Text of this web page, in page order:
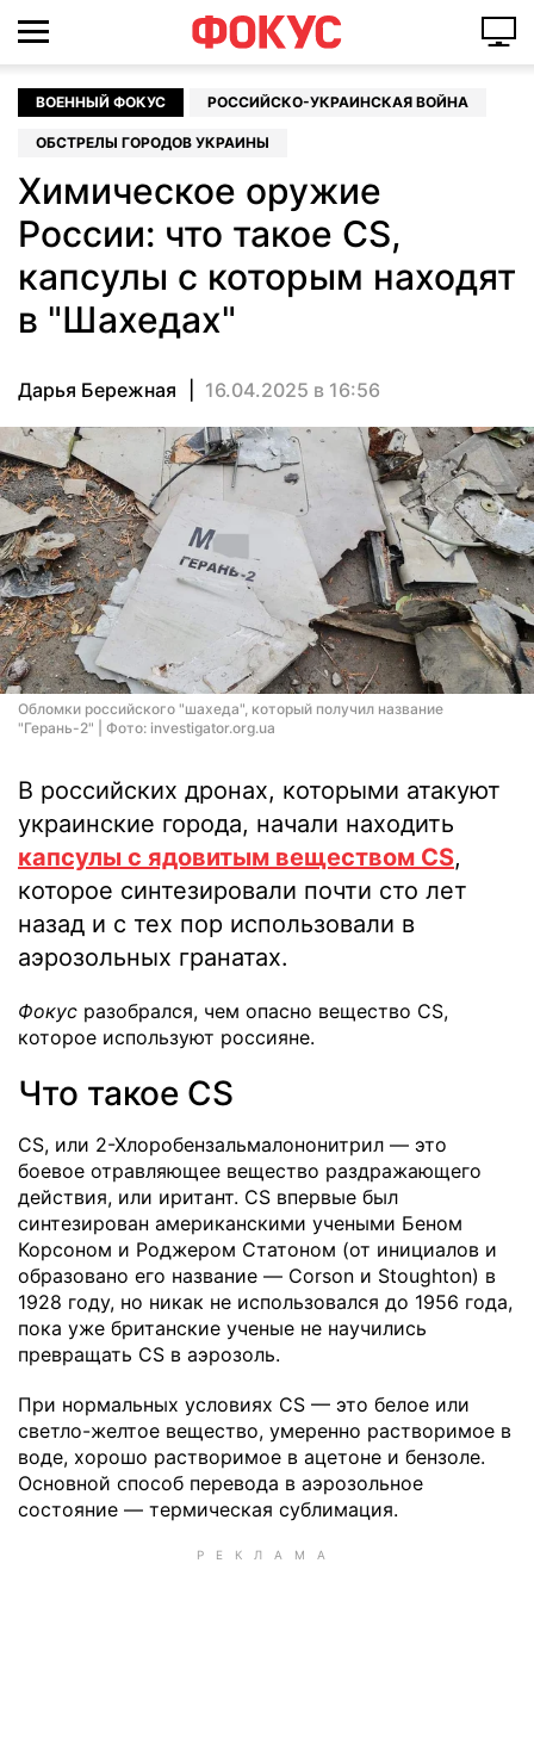
ВОЕННЫЙ ФОКУС РОССИЙСКО-УКРАИНСКАЯ ВОЙНА
ОБСТРЕЛЫ ГОРОДОВ УКРАИНЫ
Химическое оружие
России: что такое CS,
капсулы с которым находят
в "Шахедах"
Дарья Бережная 16.04.2025 в 16:56
Обломки российского "шахеда", который получил название
"Герань-2" | Фото: investigator.org.ua
В российских дронах, которыми атакуют
украинские города, начали находить
капсулы с ядовитым веществом CS,
которое синтезировали почти сто лет
назад и с тех пор использовали в
аэрозольных гранатах.
Фокус разобрался, чем опасно вещество CS,
которое используют россияне.
Что такое CS
CS, или 2-Хлоробензальмалононитрил — это
боевое отравляющее вещество раздражающего
действия, или иритант. CS впервые был
синтезирован американскими учеными Беном
Корсоном и Роджером Статоном (от инициалов и
образовано его название — Corson и Stoughton) в
1928 году, но никак не использовался до 1956 года,
пока уже британские ученые не научились
превращать CS в аэрозоль.
При нормальных условиях CS — это белое или
светло-желтое вещество, умеренно растворимое в
воде, хорошо растворимое в ацетоне и бензоле.
Основной способ перевода в аэрозольное
состояние — термическая сублимация.